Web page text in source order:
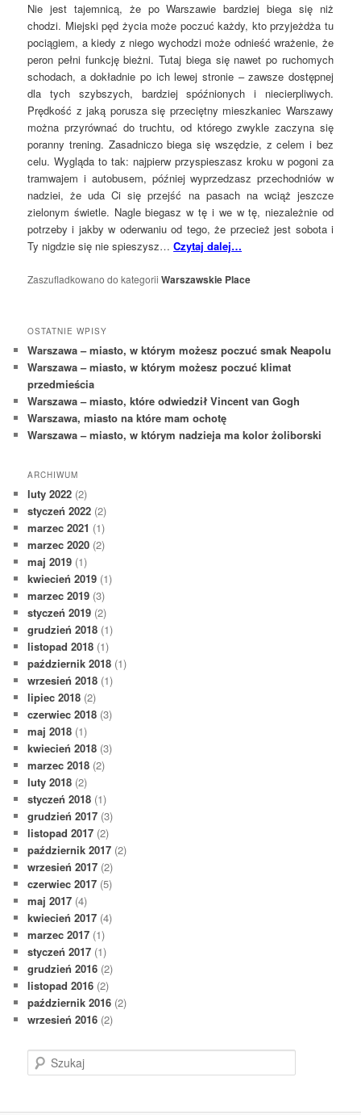
Nie jest tajemnicą, że po Warszawie bardziej biega się niż
chodzi. Miejski pęd życia może poczuć każdy, kto przyjeżdża tu
pociągiem, a kiedy z niego wychodzi może odnieść wrażenie, że
peron pełni funkcję bieżni. Tutaj biega się nawet po ruchomych
schodach, a dokładnie po ich lewej stronie – zawsze dostępnej
dla tych szybszych, bardziej spóźnionych i niecierpliwych.
Prędkość z jaką porusza się przeciętny mieszkaniec Warszawy
można przyrównać do truchtu, od którego zwykle zaczyna się
poranny trening. Zasadniczo biega się wszędzie, z celem i bez
celu. Wygląda to tak: najpierw przyspieszasz kroku w pogoni za
tramwajem i autobusem, później wyprzedzasz przechodniów w
nadziei, że uda Ci się przejść na pasach na wciąż jeszcze
zielonym świetle. Nagle biegasz w tę i we w tę, niezależnie od
potrzeby i jakby w oderwaniu od tego, że przecież jest sobota i
Ty nigdzie się nie spieszysz…Czytaj dalej…
Zaszufladkowano do kategorii Warszawskie Place
OSTATNIE WPISY
Warszawa – miasto, w którym możesz poczuć smak Neapolu
Warszawa – miasto, w którym możesz poczuć klimat
przedmieścia
Warszawa – miasto, które odwiedził Vincent van Gogh
Warszawa, miasto na które mam ochotę
Warszawa – miasto, w którym nadzieja ma kolor żoliborski
ARCHIWUM
luty 2022 (2)
styczeń 2022 (2)
marzec 2021 (1)
marzec 2020 (2)
maj 2019 (1)
kwiecień 2019 (1)
marzec 2019 (3)
styczeń 2019 (2)
grudzień 2018 (1)
listopad 2018 (1)
październik 2018 (1)
wrzesień 2018 (1)
lipiec 2018 (2)
czerwiec 2018 (3)
maj 2018 (1)
kwiecień 2018 (3)
marzec 2018 (2)
luty 2018 (2)
styczeń 2018 (1)
grudzień 2017 (3)
listopad 2017 (2)
październik 2017 (2)
wrzesień 2017 (2)
czerwiec 2017 (5)
maj 2017 (4)
kwiecień 2017 (4)
marzec 2017 (1)
styczeń 2017 (1)
grudzień 2016 (2)
listopad 2016 (2)
październik 2016 (2)
wrzesień 2016 (2)
z